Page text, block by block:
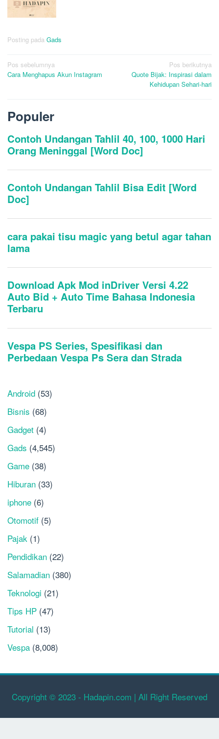
Posting pada Gads
Navigasi
pos
Pos sebelumnya
Cara Menghapus Akun Instagram
Pos berikutnya
Quote Bijak: Inspirasi dalam
Kehidupan Sehari-hari
Populer
Android (53)
Bisnis (68)
Gadget (4)
Gads (4,545)
Game (38)
Hiburan (33)
iphone (6)
Otomotif (5)
Pajak (1)
Pendidikan (22)
Salamadian (380)
Teknologi (21)
Tips HP (47)
Tutorial (13)
Vespa (8,008)
Copyright © 2023 - Hadapin.com | All Right Reserved